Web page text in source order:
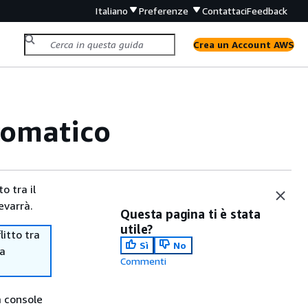
Italiano Preferenze ContattaciFeedback
Crea un Account AWS
tra il
tra
Questa pagina ti è stata
utile?
Sì
No
Commenti